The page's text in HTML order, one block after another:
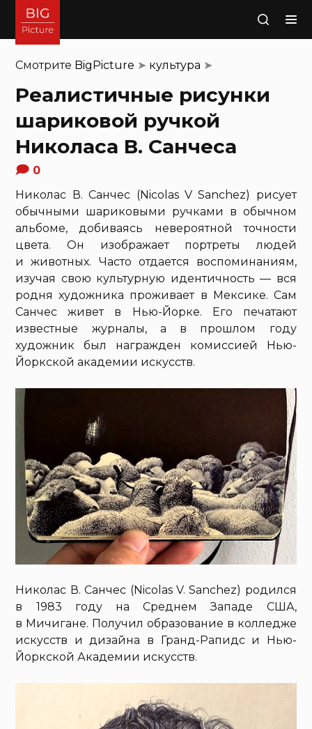
Поиск
Смотрите BigPicture ➤ культура ➤
Реалистичные рисунки
шариковой ручкой
Николаса В. Санчеса
0
Николас В. Санчес (Nicolas V Sanchez) рисует
обычными шариковыми ручками в обычном
альбоме, добиваясь невероятной точности
цвета. Он изображает портреты людей
и животных. Часто отдается воспоминаниям,
изучая свою культурную идентичность — вся
родня художника проживает в Мексике. Сам
Санчес живет в Нью-Йорке. Его печатают
известные журналы, а в прошлом году
художник был награжден комиссией Нью-
Йоркской академии искусств.
Николас В. Санчес (Nicolas V. Sanchez) родился
в 1983 году на Среднем Западе США,
в Мичигане. Получил образование в колледже
искусств и дизайна в Гранд-Рапидс и Нью-
Йоркской Академии искусств.